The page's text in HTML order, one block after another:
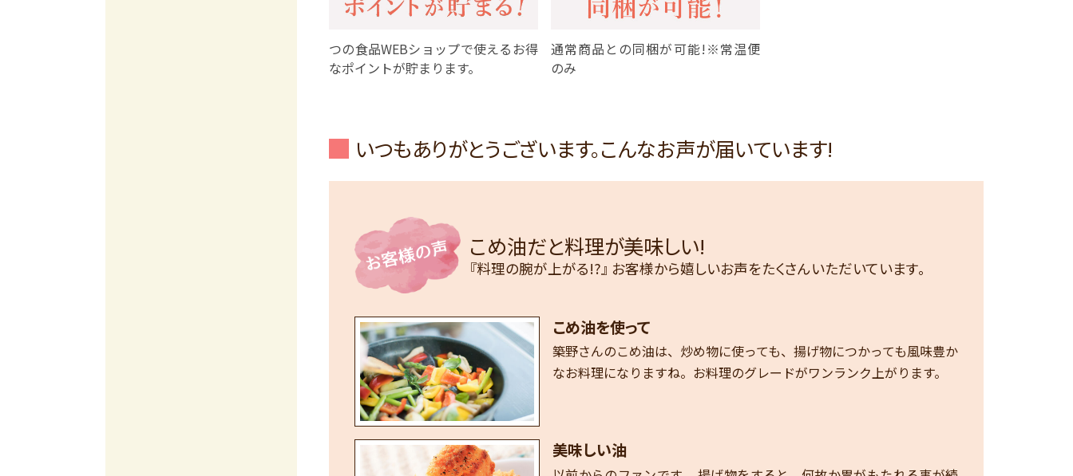
つの食品WEBショップで使えるお得
なポイントが貯まります。
通常商品との同梱が可能!※常温便
のみ
いつもありがとうございます。こんなお声が届いています!
こめ油だと料理が美味しい!
『料理の腕が上がる!?』 お客様から嬉しいお声をたくさんいただいています。
こめ油を使って
築野さんのこめ油は、炒め物に使っても、揚げ物につかっても風味豊か
なお料理になりますね。お料理のグレードがワンランク上がります。
美味しい油